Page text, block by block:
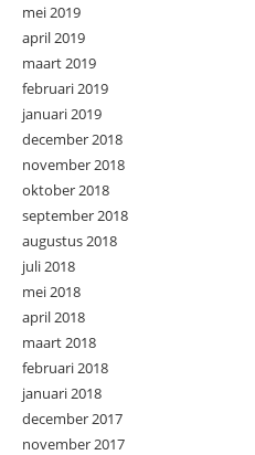
mei 2019
april 2019
maart 2019
februari 2019
januari 2019
december 2018
november 2018
oktober 2018
september 2018
augustus 2018
juli 2018
mei 2018
april 2018
maart 2018
februari 2018
januari 2018
december 2017
november 2017